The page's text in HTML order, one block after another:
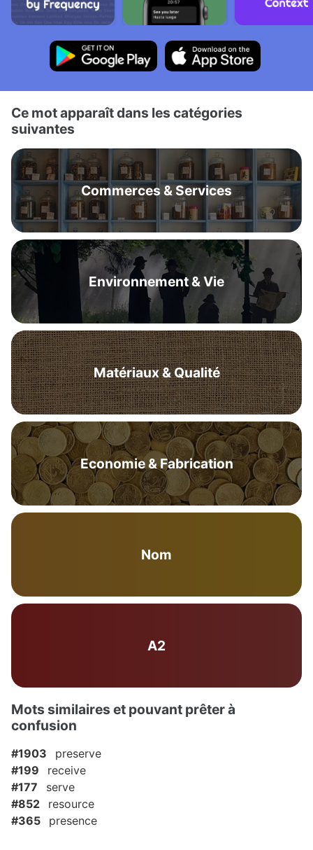
Ce mot apparaît dans les catégories
suivantes
Commerces & Services
Environnement & Vie
Matériaux & Qualité
Economie & Fabrication
Nom
A2
Mots similaires et pouvant prêter à
confusion
#1903
preserve
#199
receive
#177
serve
#852
resource
#365
presence